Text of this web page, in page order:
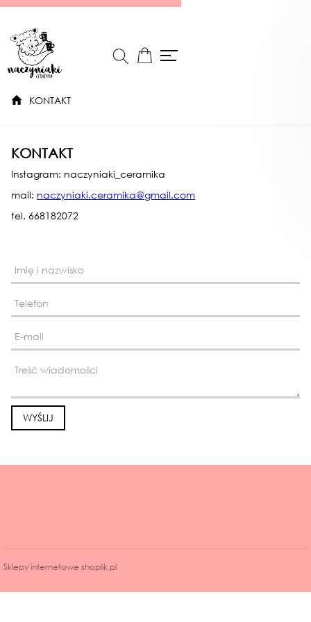
KONTAKT
KONTAKT
Instagram: naczyniaki_ceramika
mail: naczyniaki.ceramika@gmail.com
tel. 668182072
Sklepy internetowe shoplik.pl